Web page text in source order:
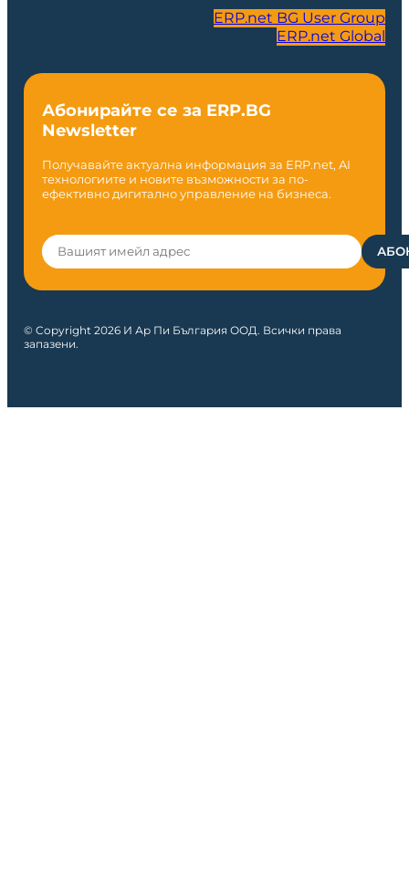
ERP.net BG User Group
ERP.net Global
Абонирайте се за ERP.BG
Newsletter
Получавайте актуална информация за ERP.net, AI
технологиите и новите възможности за по-
ефективно дигитално управление на бизнеса.
© Copyright 2026 И Ар Пи България ООД. Всички права
запазени.